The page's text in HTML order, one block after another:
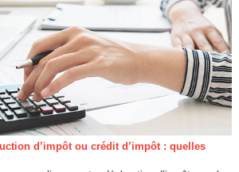
d’impôt ou crédit d’impôt : quelles